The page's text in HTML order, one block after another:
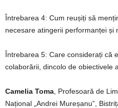
Întrebarea 4: Cum reușiți să
necesare atingerii performanței și
Întrebarea 5: Care considerați că
colaborării, dincolo de obiectivele
Camelia Toma , Profesoară de
Național „Andrei Mureșanu”,